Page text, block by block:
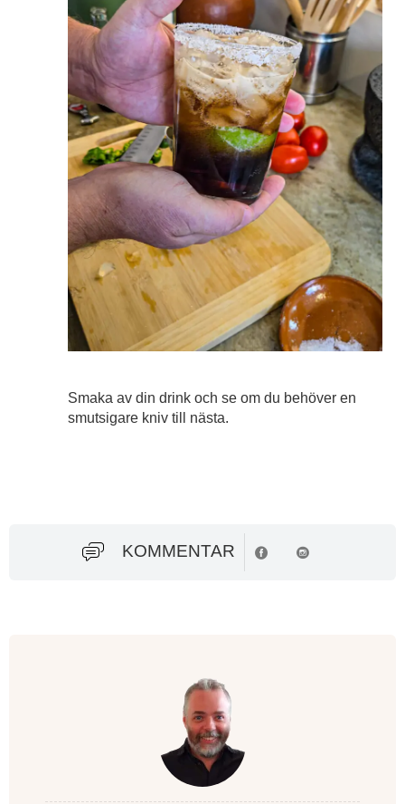
Smaka av din drink och se om du behöver en
smutsigare kniv till nästa.
KOMMENTAR